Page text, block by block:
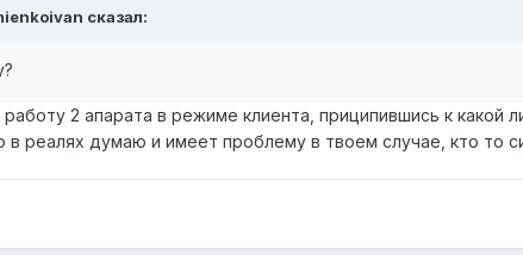
сказал:
2 апарата в режиме клиента, приципившись к какой
в реалях думаю и имеет проблему в твоем случае, кто то